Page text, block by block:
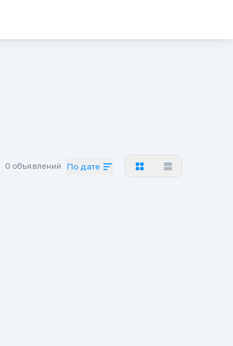
0 объявлений По дате